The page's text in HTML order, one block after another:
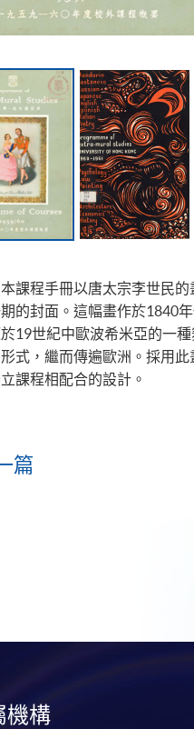
課程手冊以唐太宗李世民
的封面。這幅畫作於1840
19世紀中歐波希米亞的一
式，繼而傳遍歐洲。採用
課程相配合的設計。
篇
機構